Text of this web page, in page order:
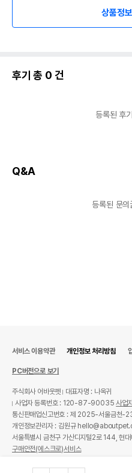
상품정
후기 총 0 건
등록된 후
Q&A
등록된 문
서비스 이용약관 개인정보 처리방침
PC버전으로 보기
주식회사 어바웃펫
대표자명 : 나옥귀
사업자 등록번호 : 120-87-90035사업
통신판매업신고번호 : 제 2025-서울금천-
개인정보관리자 : 김원규
서울특별시 금천구 가산디지털2로 144,
구매안전(에스크로)서비스